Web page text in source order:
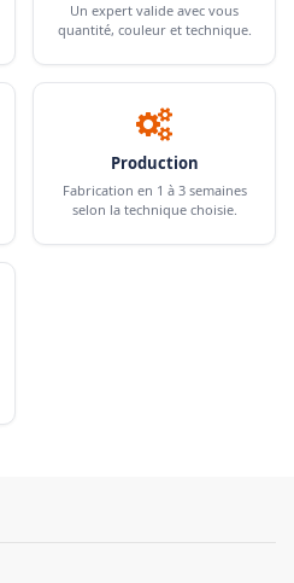
Un expert valide avec vous
quantité, couleur et technique.
Production
Fabrication en 1 à 3 semaines
selon la technique choisie.